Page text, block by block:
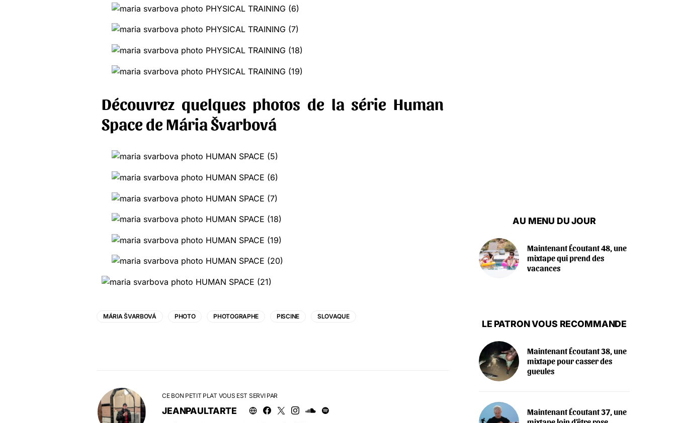
Découvrez quelques photos de la série Human
Space de Mária Švarbová
MÁRIA ŠVARBOVÁ PHOTO PHOTOGRAPHE PISCINE SLOVAQUE
CE BON PETIT PLAT VOUS EST SERVI PAR
JEANPAULTARTE
AU MENU DU JOUR
Maintenant Écoutant 48, une
mixtape qui prend des
vacances
LE PATRON VOUS RECOMMANDE
Maintenant Écoutant 38, une
mixtape pour casser des
gueules
Maintenant Écoutant 37, une